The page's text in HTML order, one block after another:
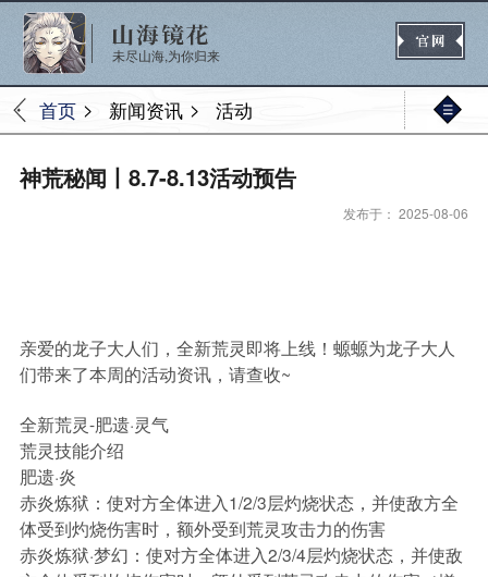
未尽山海,为你归来
首页 > 新闻资讯 > 活动
官网首页
热门 新手 进阶 玩法
神荒秘闻丨8.7-8.13活动预告
发布于： 2025-08-06
亲爱的龙子大人们，全新荒灵即将上线！螈螈为龙子大人
们带来了本周的活动资讯，请查收~
全新荒灵-肥遗·灵气
荒灵技能介绍
肥遗·炎
赤炎炼狱： 使对方全体进入1/2/3层灼烧状态，并使敌方全
体受到灼烧伤害时，额外受到荒灵攻击力的伤害
赤炎炼狱·梦幻： 使对方全体进入2/3/4层灼烧状态，并使敌